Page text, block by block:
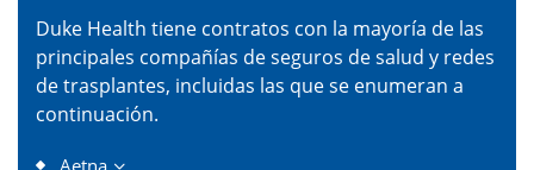
Duke Health tiene contratos con la mayoría de las
principales compañías de seguros de salud y redes
de trasplantes, incluidas las que se enumeran a
continuación.
Aetna